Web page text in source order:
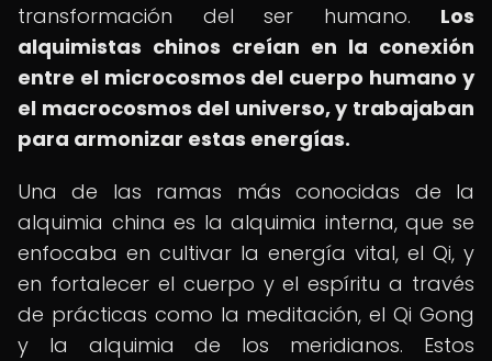
transformación del ser humano. Los
alquimistas chinos creían en la conexión
entre el microcosmos del cuerpo humano y
el macrocosmos del universo, y trabajaban
para armonizar estas energías.
Una de las ramas más conocidas de la
alquimia china es la alquimia interna, que se
enfocaba en cultivar la energía vital, el Qi, y
en fortalecer el cuerpo y el espíritu a través
de prácticas como la meditación, el Qi Gong
y la alquimia de los meridianos. Estos